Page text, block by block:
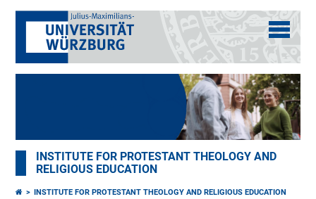
INSTITUTE FOR PROTESTANT THEOLOGY AND
RELIGIOUS EDUCATION
INSTITUTE FOR PROTESTANT THEOLOGY AND RELIGIOUS EDUCATION